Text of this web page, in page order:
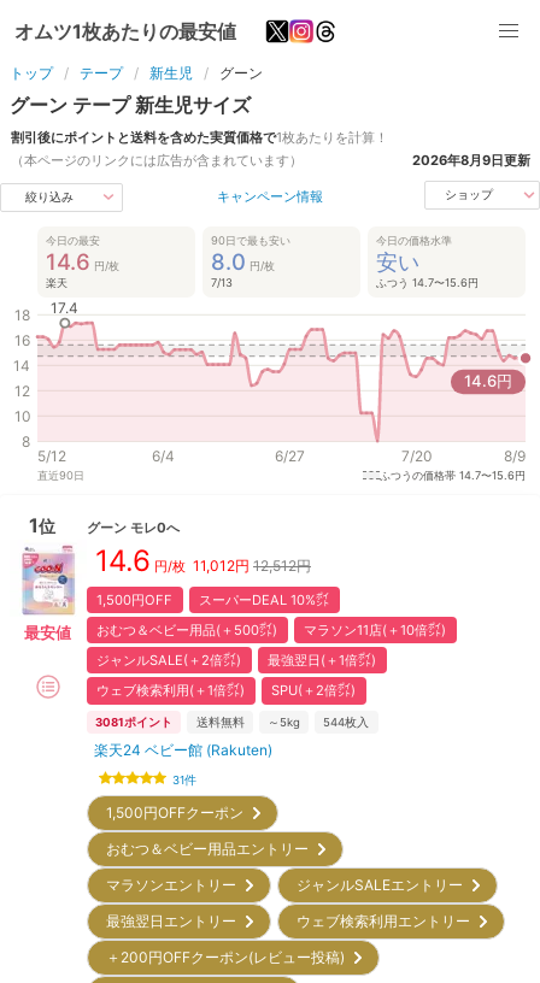
オムツ1枚あたりの最安値
トップ テープ 新生児 グーン
グーン テープ 新生児サイズ
割引後にポイントと送料を含めた実質価格で1枚あたりを計算！
（本ページのリンクには広告が含まれています）
2026年8月9日更新
絞り込み キャンペーン情報 ショップ
今日の最安
14.6 円/枚
楽天
90日で最も安い
8.0 円/枚
7/13
今日の価格水準
安い
ふつう 14.7〜15.6円
8
10
12
14
16
18
5/12 6/4 6/27 7/20 8/9
17.4
14.6円
直近90日 ふつうの価格帯14.7〜15.6円
1位
最安値
グーン モレ0へ
14.6 円/枚 11,012円 12,512円
1,500円OFF
スーパーDEAL 10%㌽
おむつ＆ベビー用品(＋500㌽)
マラソン11店(＋10倍㌽)
ジャンルSALE(＋2倍㌽)
最強翌日(＋1倍㌽)
ウェブ検索利用(＋1倍㌽)
SPU(＋2倍㌽)
3081ポイント 送料無料 ～5kg 544枚入
楽天24 ベビー館 (Rakuten)
31件
1,500円OFFクーポン
おむつ＆ベビー用品エントリー
マラソンエントリー
ジャンルSALEエントリー
最強翌日エントリー
ウェブ検索利用エントリー
＋200円OFFクーポン(レビュー投稿)